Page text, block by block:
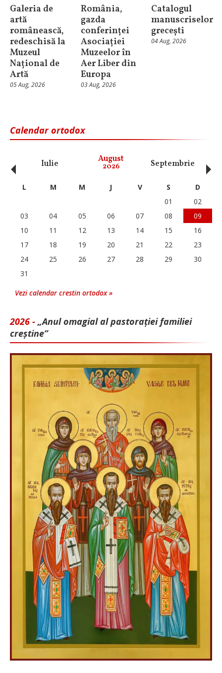
Galeria de
artă
românească,
redeschisă la
Muzeul
Național de
Artă
05 Aug, 2026
România,
gazda
conferinței
Asociației
Muzeelor în
Aer Liber din
Europa
03 Aug, 2026
Catalogul
manuscriselor
grecești
04 Aug, 2026
Calendar ortodox
Iulie August
2026 Septembrie
‹ L M M J V S
D
01
02
03
04 05 06 07 08
09
10
11 12 13 14 15
16
17
18 19 20 21 22
23
24
25 26 27 28 29
30
31
Vezi calendar crestin ortodox »
2026 - „Anul omagial al pastorației familiei
creștine”